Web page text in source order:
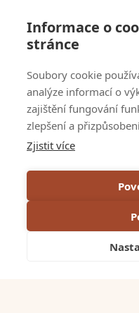
Informace o
stránce
Soubory cookie
analýze informací o
zajištění fungování
zlepšení a
Zjistit více